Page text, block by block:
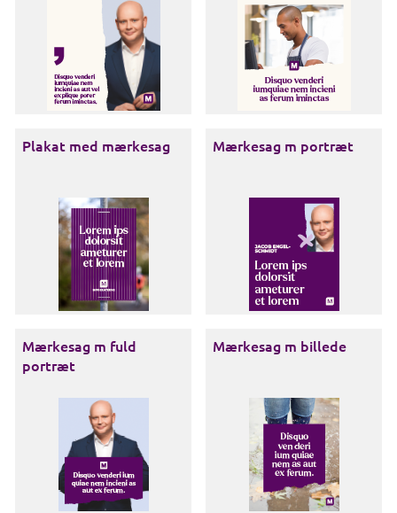
Plakat med mærkesag Mærkesag m portræt
Mærkesag m fuld
portræt
Mærkesag m billede